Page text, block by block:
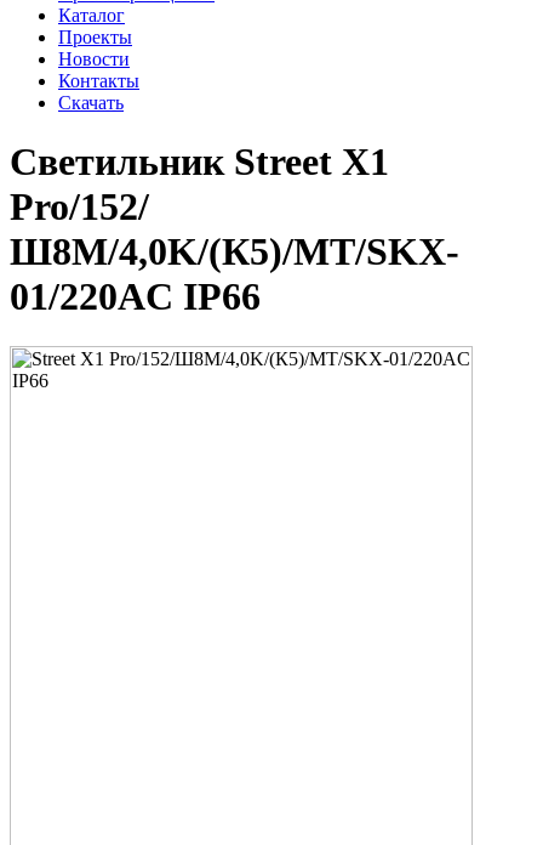
Каталог
Проекты
Новости
Контакты
Скачать
Светильник Street X1
Pro/152/
Ш8M/4,0K/(К5)/MT/SKX-
01/220AC IP66